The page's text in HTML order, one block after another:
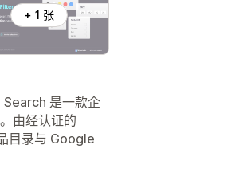
+ 1 张
是一款企
由经认证的
目录与 Google